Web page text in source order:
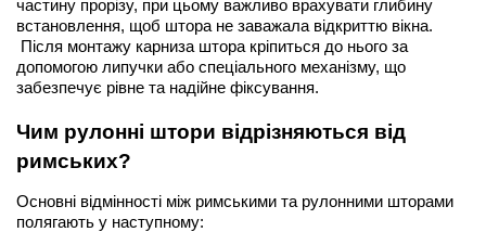
частину прорізу, при цьому важливо врахувати глибину
встановлення, щоб штора не заважала відкриттю вікна.
допомогою липучки або спеціального механізму, що
забезпечує рівне та надійне фіксування.
Чим рулонні штори відрізняються від
римських?
Основні відмінності між римськими та рулонними шторами
полягають у наступному: